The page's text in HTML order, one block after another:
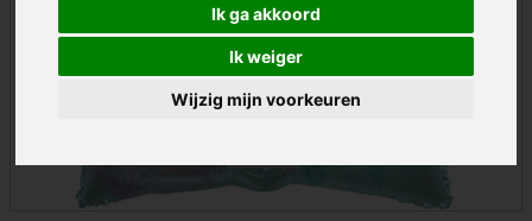
Ik ga akkoord
Ik weiger
Wijzig mijn voorkeuren